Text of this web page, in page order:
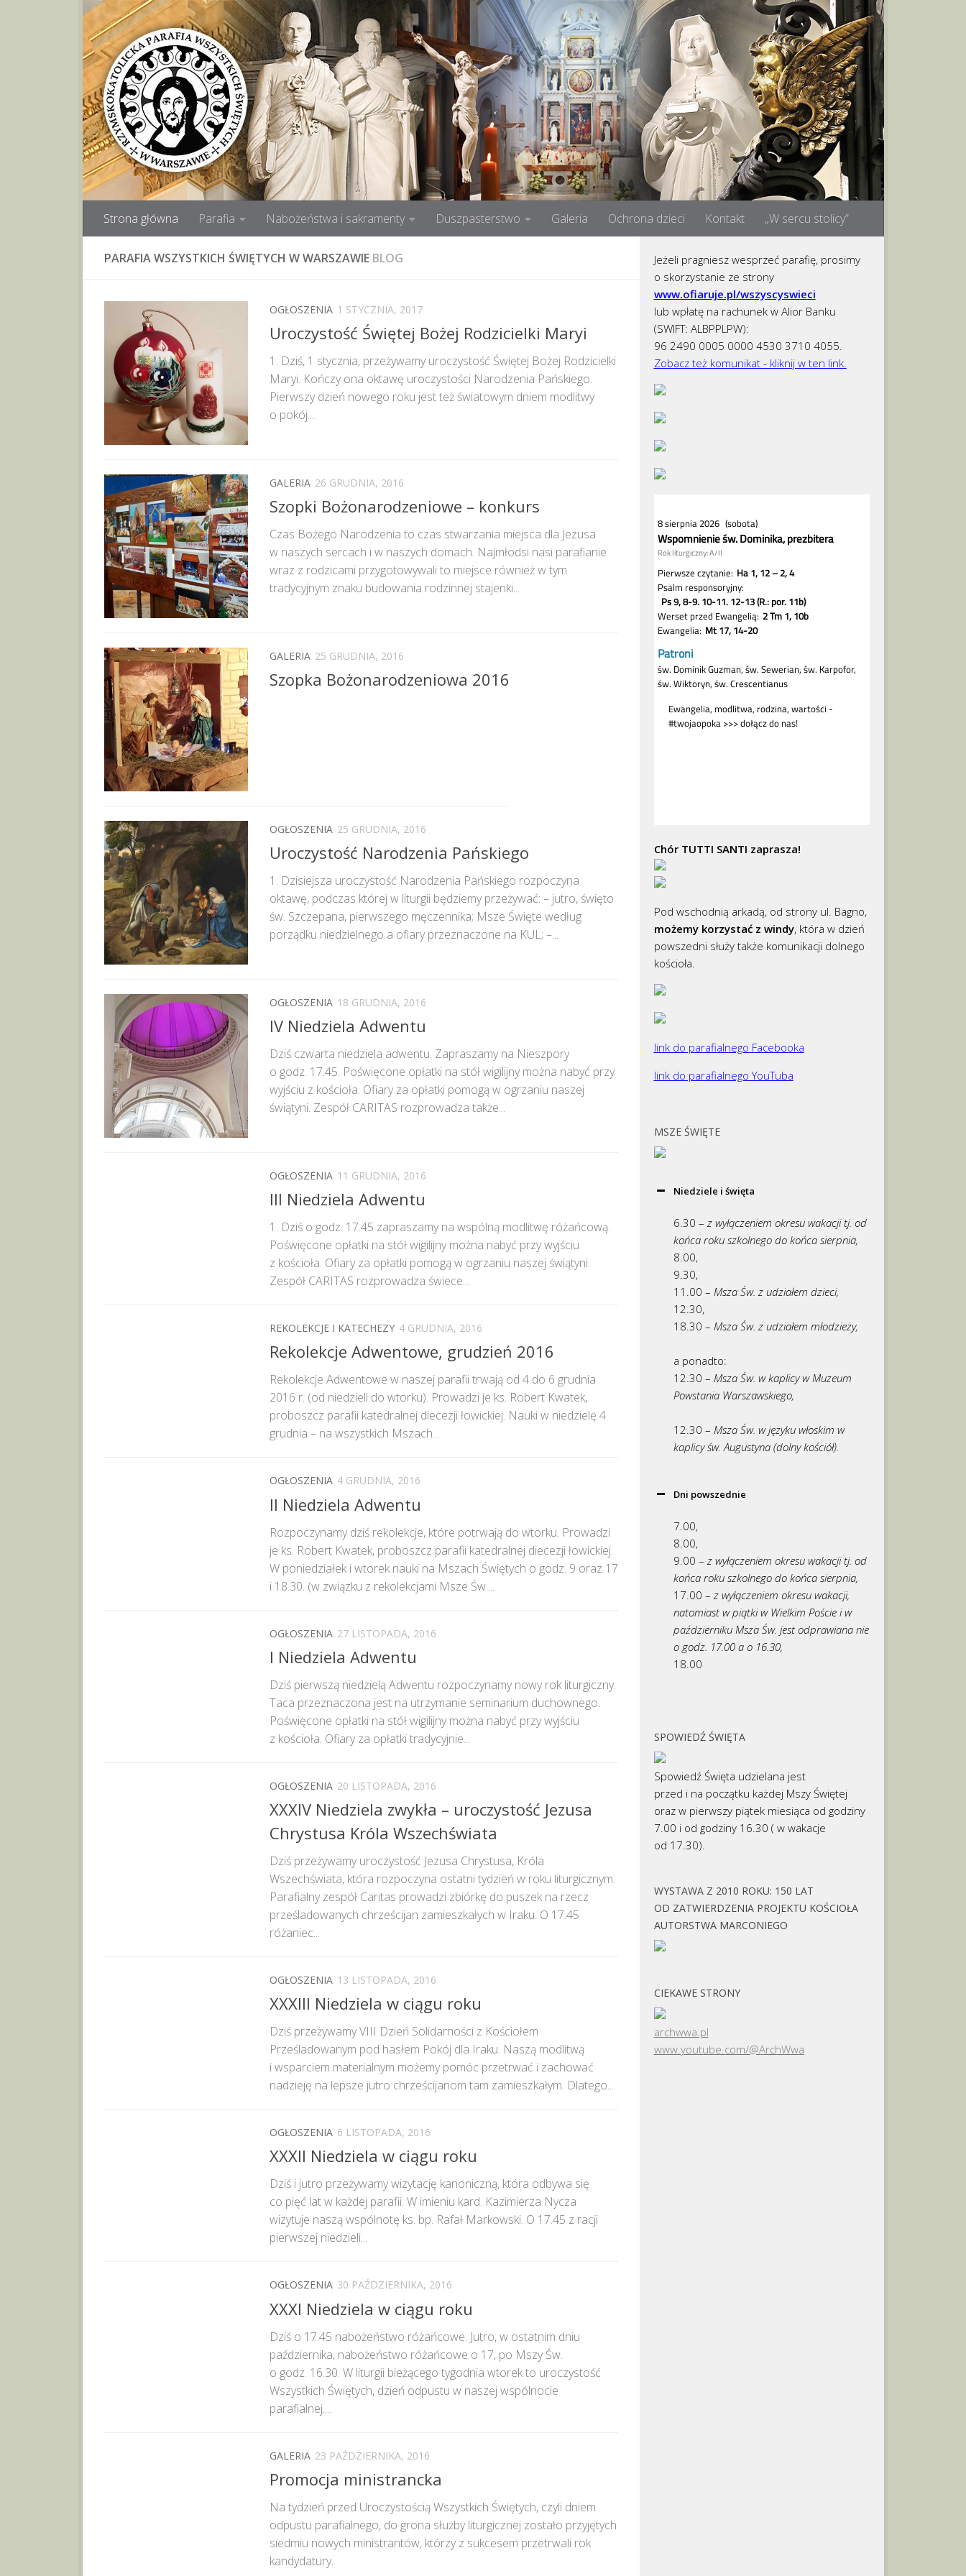
Przeskocz do treści
Strona główna Parafia Nabożeństwa i sakramenty Duszpasterstwo Galeria Ochrona dzieci Kontakt „W sercu stolicy”
PARAFIA WSZYSTKICH ŚWIĘTYCH W WARSZAWIE BLOG
OGŁOSZENIA 1 STYCZNIA, 2017
Uroczystość Świętej Bożej Rodzicielki Maryi
1. Dziś, 1 stycznia, przeżywamy uroczystość Świętej Bożej Rodzicielki
Maryi. Kończy ona oktawę uroczystości Narodzenia Pańskiego.
Pierwszy dzień nowego roku jest też światowym dniem modlitwy
o pokój....
GALERIA 26 GRUDNIA, 2016
Szopki Bożonarodzeniowe – konkurs
Czas Bożego Narodzenia to czas stwarzania miejsca dla Jezusa
w naszych sercach i w naszych domach. Najmłodsi nasi parafianie
wraz z rodzicami przygotowywali to miejsce również w tym
tradycyjnym znaku budowania rodzinnej stajenki...
GALERIA 25 GRUDNIA, 2016
Szopka Bożonarodzeniowa 2016
OGŁOSZENIA 25 GRUDNIA, 2016
Uroczystość Narodzenia Pańskiego
1. Dzisiejsza uroczystość Narodzenia Pańskiego rozpoczyna
oktawę, podczas której w liturgii będziemy przeżywać: – jutro, święto
św. Szczepana, pierwszego męczennika; Msze Święte według
porządku niedzielnego a ofiary przeznaczone na KUL; –...
OGŁOSZENIA 18 GRUDNIA, 2016
IV Niedziela Adwentu
Dziś czwarta niedziela adwentu. Zapraszamy na Nieszpory
o godz. 17.45. Poświęcone opłatki na stół wigilijny można nabyć przy
wyjściu z kościoła. Ofiary za opłatki pomogą w ogrzaniu naszej
świątyni. Zespół CARITAS rozprowadza także...
OGŁOSZENIA 11 GRUDNIA, 2016
III Niedziela Adwentu
1. Dziś o godz. 17.45 zapraszamy na wspólną modlitwę różańcową.
Poświęcone opłatki na stół wigilijny można nabyć przy wyjściu
z kościoła. Ofiary za opłatki pomogą w ogrzaniu naszej świątyni.
Zespół CARITAS rozprowadza świece...
REKOLEKCJE I KATECHEZY 4 GRUDNIA, 2016
Rekolekcje Adwentowe, grudzień 2016
Rekolekcje Adwentowe w naszej parafii trwają od 4 do 6 grudnia
2016 r. (od niedzieli do wtorku). Prowadzi je ks. Robert Kwatek,
proboszcz parafii katedralnej diecezji łowickiej. Nauki w niedzielę 4
grudnia – na wszystkich Mszach...
OGŁOSZENIA 4 GRUDNIA, 2016
II Niedziela Adwentu
Rozpoczynamy dziś rekolekcje, które potrwają do wtorku. Prowadzi
je ks. Robert Kwatek, proboszcz parafii katedralnej diecezji łowickiej.
W poniedziałek i wtorek nauki na Mszach Świętych o godz. 9 oraz 17
i 18.30. (w związku z rekolekcjami Msze Św....
OGŁOSZENIA 27 LISTOPADA, 2016
I Niedziela Adwentu
Dziś pierwszą niedzielą Adwentu rozpoczynamy nowy rok liturgiczny.
Taca przeznaczona jest na utrzymanie seminarium duchownego.
Poświęcone opłatki na stół wigilijny można nabyć przy wyjściu
z kościoła. Ofiary za opłatki tradycyjnie...
OGŁOSZENIA 20 LISTOPADA, 2016
XXXIV Niedziela zwykła – uroczystość Jezusa
Chrystusa Króla Wszechświata
Dziś przeżywamy uroczystość Jezusa Chrystusa, Króla
Wszechświata, która rozpoczyna ostatni tydzień w roku liturgicznym.
Parafialny zespół Caritas prowadzi zbiórkę do puszek na rzecz
prześladowanych chrześcijan zamieszkałych w Iraku. O 17.45
różaniec...
OGŁOSZENIA 13 LISTOPADA, 2016
XXXIII Niedziela w ciągu roku
Dziś przeżywamy VIII Dzień Solidarności z Kościołem
Prześladowanym pod hasłem Pokój dla Iraku. Naszą modlitwą
i wsparciem materialnym możemy pomóc przetrwać i zachować
nadzieję na lepsze jutro chrześcijanom tam zamieszkałym. Dlatego...
OGŁOSZENIA 6 LISTOPADA, 2016
XXXII Niedziela w ciągu roku
Dziś i jutro przeżywamy wizytację kanoniczną, która odbywa się
co pięć lat w każdej parafii. W imieniu kard. Kazimierza Nycza
wizytuje naszą wspólnotę ks. bp. Rafał Markowski. O 17.45 z racji
pierwszej niedzieli...
OGŁOSZENIA 30 PAŹDZIERNIKA, 2016
XXXI Niedziela w ciągu roku
Dziś o 17.45 nabożeństwo różańcowe. Jutro, w ostatnim dniu
października, nabożeństwo różańcowe o 17, po Mszy Św.
o godz. 16.30. W liturgii bieżącego tygodnia wtorek to uroczystość
Wszystkich Świętych, dzień odpustu w naszej wspólnocie
parafialnej....
GALERIA 23 PAŹDZIERNIKA, 2016
Promocja ministrancka
Na tydzień przed Uroczystością Wszystkich Świętych, czyli dniem
odpustu parafialnego, do grona służby liturgicznej zostało przyjętych
siedmiu nowych ministrantów, którzy z sukcesem przetrwali rok
kandydatury.
Jeżeli pragniesz wesprzeć parafię, prosimy
o skorzystanie ze strony
www.ofiaruje.pl/wszyscyswieci
lub wpłatę na rachunek w Alior Banku
(SWIFT: ALBPPLPW):
96 2490 0005 0000 4530 3710 4055.
Zobacz też komunikat - kliknij w ten link.
Chór TUTTI SANTI zaprasza!
Pod wschodnią arkadą, od strony ul. Bagno,
możemy korzystać z windy, która w dzień
powszedni służy także komunikacji dolnego
kościoła.
link do parafialnego Facebooka
link do parafialnego YouTuba
MSZE ŚWIĘTE
Niedziele i święta
6.30 – z wyłączeniem okresu wakacji tj. od
końca roku szkolnego do końca sierpnia,
8.00,
9.30,
11.00 – Msza Św. z udziałem dzieci,
12.30,
18.30 – Msza Św. z udziałem młodzieży,
a ponadto:
12.30 – Msza Św. w kaplicy w Muzeum
Powstania Warszawskiego,
12.30 – Msza Św. w języku włoskim w
kaplicy św. Augustyna (dolny kościół).
Dni powszednie
7.00,
8.00,
9.00 – z wyłączeniem okresu wakacji tj. od
końca roku szkolnego do końca sierpnia,
17.00 – z wyłączeniem okresu wakacji,
natomiast w piątki w Wielkim Poście i w
październiku Msza Św. jest odprawiana nie
o godz. 17.00 a o 16.30,
18.00
SPOWIEDŹ ŚWIĘTA
Spowiedź Święta udzielana jest
przed i na początku każdej Mszy Świętej
oraz w pierwszy piątek miesiąca od godziny
7.00 i od godziny 16.30 ( w wakacje
od 17.30).
WYSTAWA Z 2010 ROKU: 150 LAT
OD ZATWIERDZENIA PROJEKTU KOŚCIOŁA
AUTORSTWA MARCONIEGO
CIEKAWE STRONY
archwwa.pl
www.youtube.com/@ArchWwa